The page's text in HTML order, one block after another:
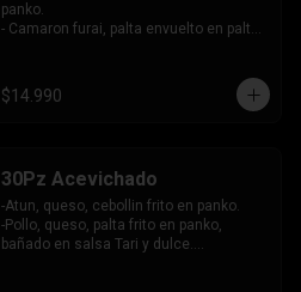
panko.
- Camaron furai, palta envuelto en palta
queso y mango, bañado en salsa de
maracuya.
$14.990
30Pz Acevichado
-Atun, queso, cebollin frito en panko.
-Pollo, queso, palta frito en panko,
bañado en salsa Tari y dulce.